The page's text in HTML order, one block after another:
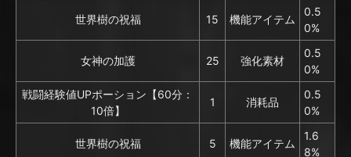
世界樹の祝福 15 機能アイテム
0.5
0%
女神の加護 25 強化素材
0.5
0%
戦闘経験値UPポーション【60分：
10倍】
1 消耗品
0.5
0%
世界樹の祝福 5 機能アイテム
1.6
8%